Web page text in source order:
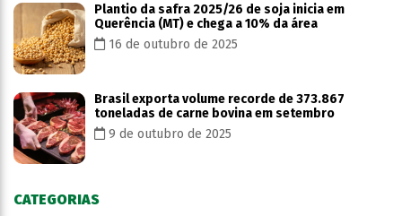
Plantio da safra 2025/26 de soja inicia em
Querência (MT) e chega a 10% da área
16 de outubro de 2025
Brasil exporta volume recorde de 373.867
toneladas de carne bovina em setembro
9 de outubro de 2025
CATEGORIAS